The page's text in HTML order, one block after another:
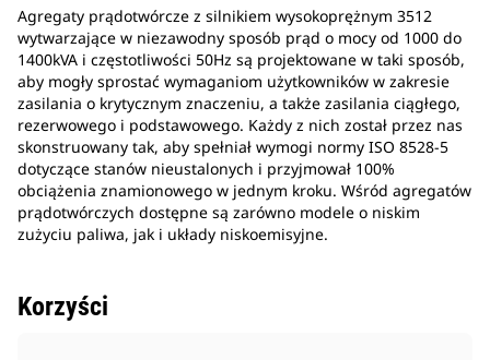
Agregaty prądotwórcze z silnikiem wysokoprężnym 3512
wytwarzające w niezawodny sposób prąd o mocy od 1000 do
1400kVA i częstotliwości 50Hz są projektowane w taki sposób,
aby mogły sprostać wymaganiom użytkowników w zakresie
zasilania o krytycznym znaczeniu, a także zasilania ciągłego,
rezerwowego i podstawowego. Każdy z nich został przez nas
skonstruowany tak, aby spełniał wymogi normy ISO 8528-5
dotyczące stanów nieustalonych i przyjmował 100%
obciążenia znamionowego w jednym kroku. Wśród agregatów
prądotwórczych dostępne są zarówno modele o niskim
zużyciu paliwa, jak i układy niskoemisyjne.
Korzyści